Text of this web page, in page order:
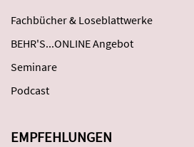
Fachbücher & Loseblattwerke
BEHR'S...ONLINE Angebot
Seminare
Podcast
EMPFEHLUNGEN